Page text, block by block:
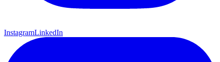
InstagramLinkedIn